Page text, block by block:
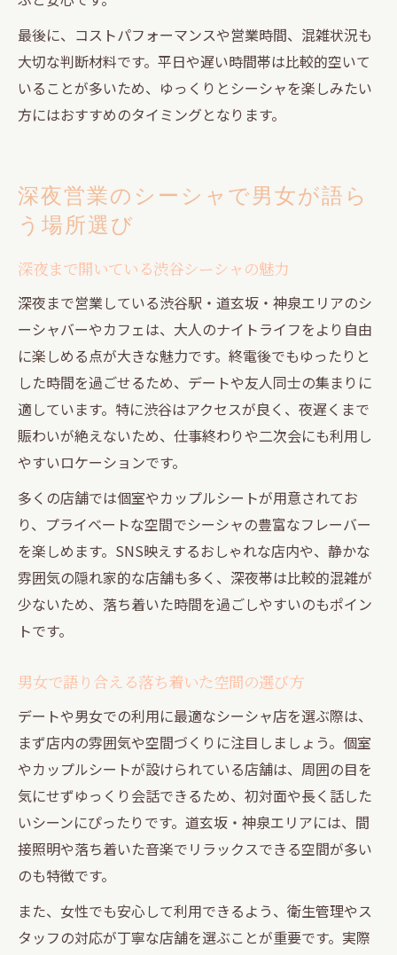
最後に、コストパフォーマンスや営業時間、混雑状況も
大切な判断材料です。平日や遅い時間帯は比較的空いて
いることが多いため、ゆっくりとシーシャを楽しみたい
方にはおすすめのタイミングとなります。
深夜営業のシーシャで男女が語ら
う場所選び
深夜まで開いている渋谷シーシャの魅力
深夜まで営業している渋谷駅・道玄坂・神泉エリアのシ
ーシャバーやカフェは、大人のナイトライフをより自由
に楽しめる点が大きな魅力です。終電後でもゆったりと
した時間を過ごせるため、デートや友人同士の集まりに
適しています。特に渋谷はアクセスが良く、夜遅くまで
賑わいが絶えないため、仕事終わりや二次会にも利用し
やすいロケーションです。
多くの店舗では個室やカップルシートが用意されてお
り、プライベートな空間でシーシャの豊富なフレーバー
を楽しめます。SNS映えするおしゃれな店内や、静かな
雰囲気の隠れ家的な店舗も多く、深夜帯は比較的混雑が
少ないため、落ち着いた時間を過ごしやすいのもポイン
トです。
男女で語り合える落ち着いた空間の選び方
デートや男女での利用に最適なシーシャ店を選ぶ際は、
まず店内の雰囲気や空間づくりに注目しましょう。個室
やカップルシートが設けられている店舗は、周囲の目を
気にせずゆっくり会話できるため、初対面や長く話した
いシーンにぴったりです。道玄坂・神泉エリアには、間
接照明や落ち着いた音楽でリラックスできる空間が多い
のも特徴です。
また、女性でも安心して利用できるよう、衛生管理やス
タッフの対応が丁寧な店舗を選ぶことが重要です。実際